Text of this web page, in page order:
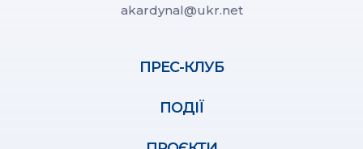
akardynal@ukr.net
ПРЕС-КЛУБ
ПОДІЇ